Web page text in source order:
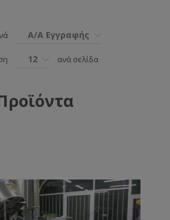
Α/Α Εγγραφής
12 ανά σελίδα